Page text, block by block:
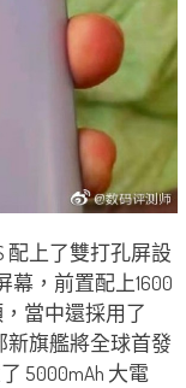
配上了雙打孔屏設
幕，前置配上1600
當中還採用了
新旗艦將全球首發
5000mAh 大電